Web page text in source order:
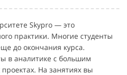
Skypro — это
практики. Многие студенты
до окончания курса.
в аналитике с большим
На занятиях вы